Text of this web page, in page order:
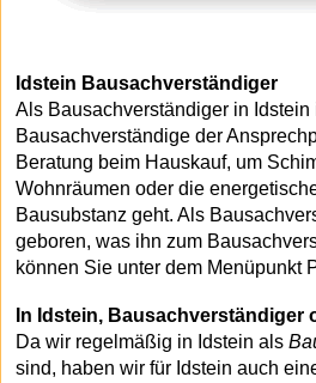
Idstein Bausachverständiger
Als Bausachverständiger in Idstein
Bausachverständige der
Beratung beim Hauskauf, um
Wohnräumen oder die
Bausubstanz geht. Als
geboren, was ihn zum
können Sie unter dem Menüpunkt
In Idstein, Bausachverständiger
Da wir regelmäßig in Idstein als
sind, haben wir für Idstein auch